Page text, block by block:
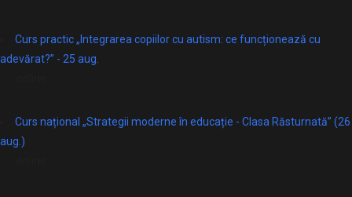
Curs practic „Integrarea copiilor cu autism: ce funcționează cu
adevărat?” - 25 aug.
Curs național „Strategii moderne în educație - Clasa Răsturnată” (26
aug.)